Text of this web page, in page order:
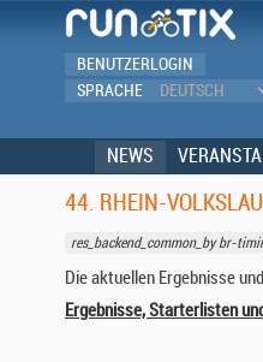
BENUTZERLOGIN
SPRACHE
NEWS
44. RHEIN-
res_backend_common_by br-
Die aktuellen Ergebnisse
Ergebnisse, Starterlisten